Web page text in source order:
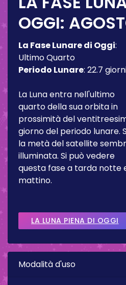
OGGI:
La Fase Lunare di Oggi:
Ultimo Quarto
Periodo Lunare: 22.7
La Luna entra nell'ultimo
quarto della sua orbita in
prossimità del
giorno del periodo lunare.
la metà del satellite
illuminata. Si può vedere
questa fase a tarda notte
mattino.
LA LUNA PIENA DI OGGI
Modalità d'uso